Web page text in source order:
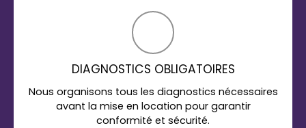
DIAGNOSTICS OBLIGATOIRES
Nous organisons tous les diagnostics nécessaires
avant la mise en location pour garantir
conformité et sécurité.